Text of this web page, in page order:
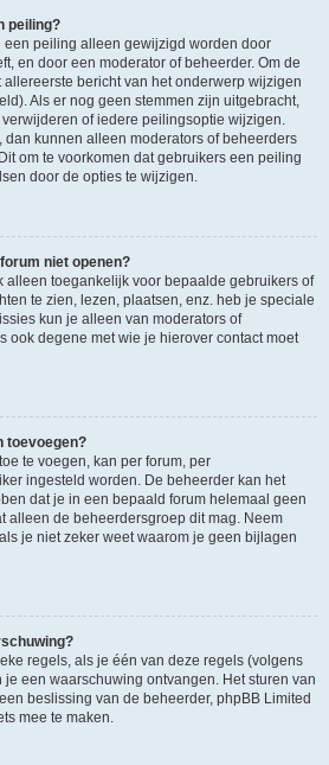
peiling?
een peiling alleen gewijzigd worden door
en door een moderator of beheerder. Om de
bericht van het onderwerp wijzigen
Als er nog geen stemmen zijn uitgebracht,
of iedere peilingsoptie wijzigen.
dan kunnen alleen moderators of beheerders
om te voorkomen dat gebruikers een peiling
door de opties te wijzigen.
niet openen?
alleen toegankelijk voor bepaalde gebruikers of
te zien, lezen, plaatsen, enz. heb je speciale
kun je alleen van moderators of
ook degene met wie je hierover contact moet
toevoegen?
te voegen, kan per forum, per
ingesteld worden. De beheerder kan het
dat je in een bepaald forum helemaal geen
alleen de beheerdersgroep dit mag. Neem
je niet zeker weet waarom je geen bijlagen
regels, als je één van deze regels (volgens
een waarschuwing ontvangen. Het sturen van
beslissing van de beheerder, phpBB Limited
mee te maken.